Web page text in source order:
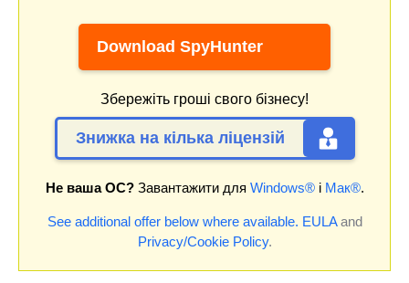
Download SpyHunter
Збережіть гроші свого бізнесу!
Знижка на кілька ліцензій
Не ваша ОС?Завантажити для Windows®і Мак®.
See additional offer below where available. EULAand
Privacy/Cookie Policy.